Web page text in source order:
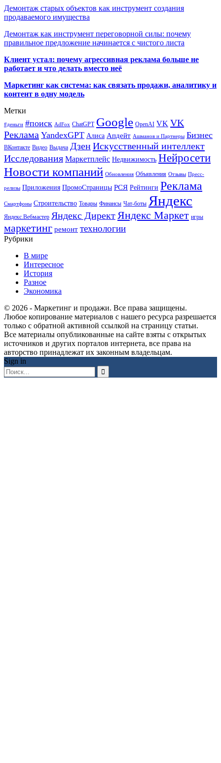
Демонтаж старых объектов как инструмент создания
продаваемого имущества
Демонтаж как инструмент переговорной силы: почему
правильное предложение начинается с чистого листа
Клиент устал: почему агрессивная реклама больше не
работает и что делать вместо неё
Маркетинг как система: как связать продажи, аналитику и
контент в одну модель
Метки
#деньги #поиск AdFox ChatGPT Google OpenAI VK VK
Реклама YandexGPT Алиса Апдейт Ашманов и Партнеры Бизнес
ВКонтакте Видео Выдача ДзенИскусственный интеллект
Исследования Маркетплейс Недвижимость Нейросети
Новости компаний Обновления Объявления Отзывы Пресс-
релизы Приложения ПромоСтраницы РСЯ Рейтинги Реклама
Смартфоны Строительство Товары Финансы Чат-боты Яндекс
Яндекс.Вебмастер Яндекс Директ Яндекс Маркет игры
маркетинг ремонт технологии
Рубрики
В мире
Интересное
История
Разное
Экономика
© 2026 - Маркетинг и продажи. Все права защищены.
Любое копирование материалов с нашего ресурса разрешается
только с обратной активной ссылкой на страницу статьи.
Все материалы опубликованные на сайте взяты с открытых
источников и других порталов интернета, все права на
авторство принадлежат их законным владельцам.
Sign in